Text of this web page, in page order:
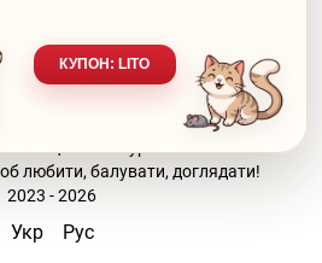
КУПОН: LITO
версія сайту
наша турбота.
любити, балувати, доглядати!
2023 - 2026
Укр Рус